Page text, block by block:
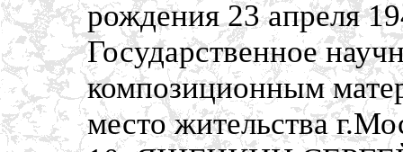
рождения 23 апреля
Государственное
композиционным
место жительства